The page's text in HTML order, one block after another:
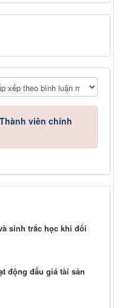
Thành viên chính
sinh trắc học khi đổi
động đấu giá tài sản